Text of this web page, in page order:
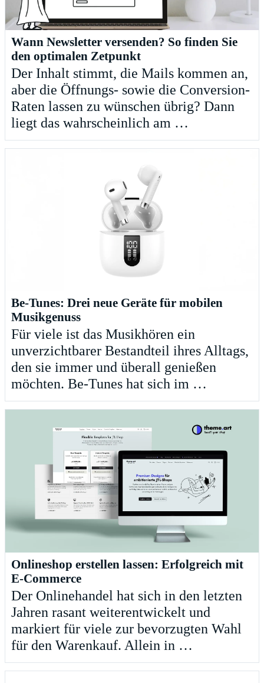
Wann Newsletter versenden? So finden Sie
den optimalen Zetpunkt
Der Inhalt stimmt, die Mails kommen an,
aber die Öffnungs- sowie die Conversion-
Raten lassen zu wünschen übrig? Dann
liegt das wahrscheinlich am …
Be-Tunes: Drei neue Geräte für mobilen
Musikgenuss
Für viele ist das Musikhören ein
unverzichtbarer Bestandteil ihres Alltags,
den sie immer und überall genießen
möchten. Be-Tunes hat sich im …
Onlineshop erstellen lassen: Erfolgreich mit
E-Commerce
Der Onlinehandel hat sich in den letzten
Jahren rasant weiterentwickelt und
markiert für viele zur bevorzugten Wahl
für den Warenkauf. Allein in …